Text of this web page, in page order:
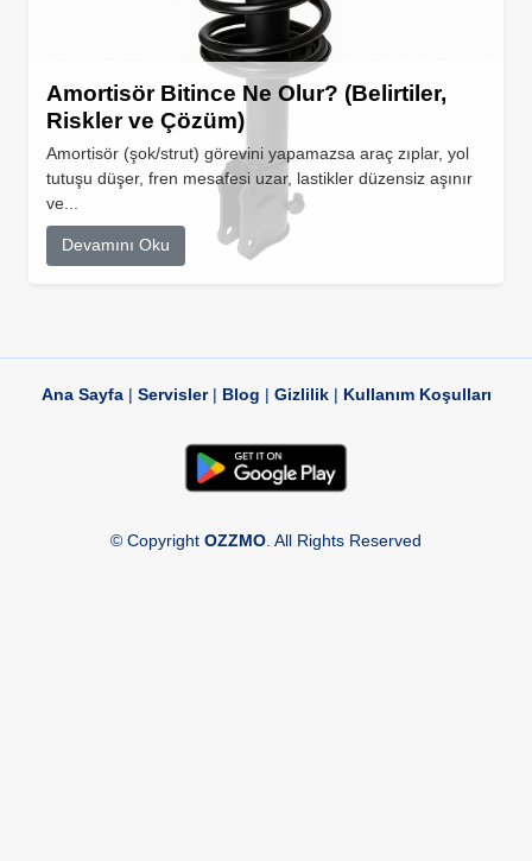
Amortisör Bitince Ne Olur? (Belirtiler,
Riskler ve Çözüm)
Amortisör (şok/strut) görevini yapamazsa araç zıplar, yol
tutuşu düşer, fren mesafesi uzar, lastikler düzensiz aşınır
ve...
Devamını Oku
Ana Sayfa| Servisler| Blog | Gizlilik| Kullanım Koşulları
© Copyright OZZMO . All Rights Reserved